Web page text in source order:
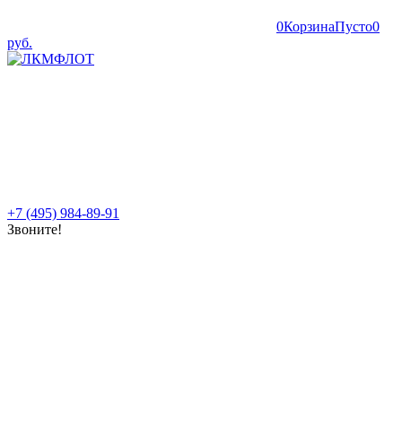
0КорзинаПусто0
руб.
+7 (495) 984-89-91
Звоните!